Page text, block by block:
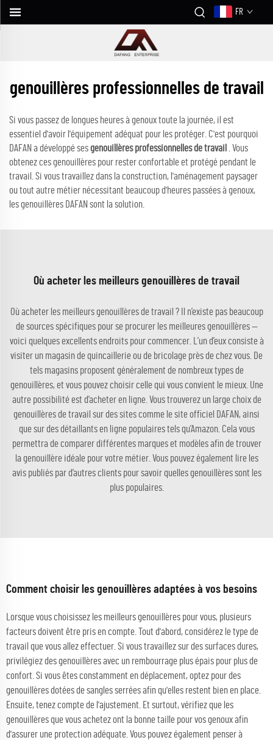
FR
genouillères professionnelles de travail
Si vous passez de longues heures à genoux toute la journée, il est
essentiel d'avoir l'équipement adéquat pour les protéger. C'est pourquoi
DAFAN a développé sesgenouillères professionnelles de travail
. Vous
obtenez ces genouillères pour rester confortable et protégé pendant le
travail. Si vous travaillez dans la construction, l'aménagement paysager
ou tout autre métier nécessitant beaucoup d'heures passées à genoux,
les genouillères DAFAN sont la solution.
Où acheter les meilleurs genouillères de travail
Où acheter les meilleurs genouillères de travail ? Il n’existe pas beaucoup
de sources spécifiques pour se procurer les meilleures genouillères —
voici quelques excellents endroits pour commencer. L’un d’eux consiste à
visiter un magasin de quincaillerie ou de bricolage près de chez vous. De
tels magasins proposent généralement de nombreux types de
genouillères, et vous pouvez choisir celle qui vous convient le mieux. Une
autre possibilité est d’acheter en ligne. Vous trouverez un large choix de
genouillères de travail sur des sites comme le site officiel DAFAN, ainsi
que sur des détaillants en ligne populaires tels qu’Amazon. Cela vous
permettra de comparer différentes marques et modèles afin de trouver
la genouillère idéale pour votre métier. Vous pouvez également lire les
avis publiés par d’autres clients pour savoir quelles genouillères sont les
plus populaires.
Comment choisir les genouillères adaptées à vos besoins
Lorsque vous choisissez les meilleurs genouillères pour vous, plusieurs
facteurs doivent être pris en compte. Tout d'abord, considérez le type de
travail que vous allez effectuer. Si vous travaillez sur des surfaces dures,
privilégiez des genouillères avec un rembourrage plus épais pour plus de
confort. Si vous êtes constamment en déplacement, optez pour des
genouillères dotées de sangles serrées afin qu'elles restent bien en place.
Ensuite, tenez compte de l'ajustement. Et surtout, vérifiez que les
genouillères que vous achetez ont la bonne taille pour vos genoux afin
d'assurer une protection adéquate. Vous pouvez également penser à